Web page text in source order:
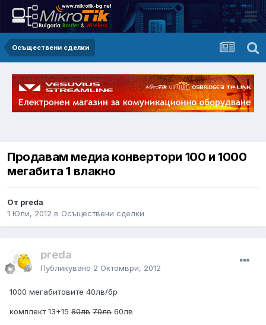
Осъществени сделки
Продавам медиа конвертори 100 и 1000
мегабита 1 влакно
От preda
1 Юли, 2012 в Осъществени сделки
preda
Публикувано 2 Октомври, 2012
1000 мегабитовите 40лв/бр
комплект 13+15 80лв 70лв 60лв